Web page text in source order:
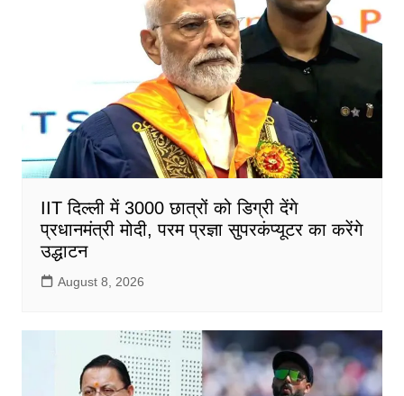
IIT दिल्ली में 3000 छात्रों को डिग्री देंगे
प्रधानमंत्री मोदी, परम प्रज्ञा सुपरकंप्यूटर का करेंगे
उद्धाटन
August 8, 2026